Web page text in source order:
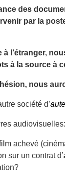
des
par la
l’étranger,
à la source à
nous
société d’
audiovisuelles:
achevé
sur un contrat d’